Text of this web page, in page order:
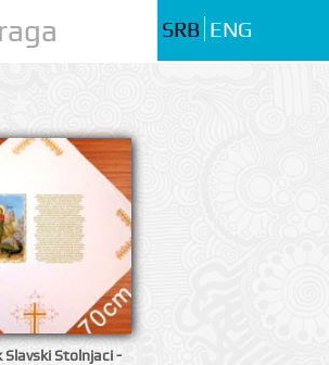
SRB ENG
Slavski Stolnjaci -